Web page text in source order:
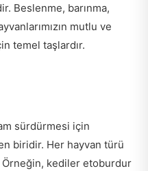
Beslenme, barınma,
mutlu ve
temel taşlardır.
sürdürmesi için
biridir. Her hayvan türü
Örneğin, kediler etoburdur